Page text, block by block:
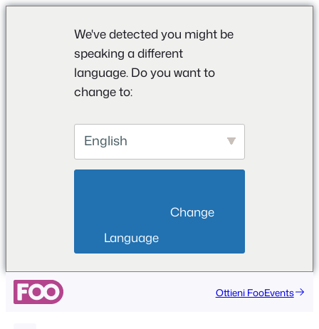
We've detected you might be
speaking a different
language. Do you want to
change to:
English
Language
Vai
Ottieni FooEvents